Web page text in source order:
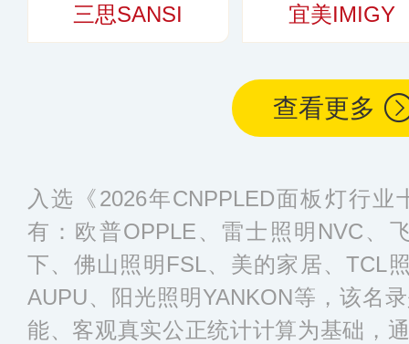
三思SANSI 宜美IMIGY
查看更多
入选《2026年CNPPLED面板灯行
有：欧普OPPLE、雷士照明NVC、
下、佛山照明FSL、美的家居、TCL
AUPU、阳光照明YANKON等，该名
能、客观真实公正统计计算为基础，